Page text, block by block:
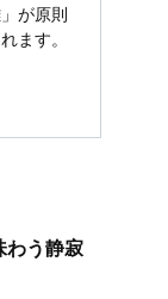
が原則
ます。
わう静寂